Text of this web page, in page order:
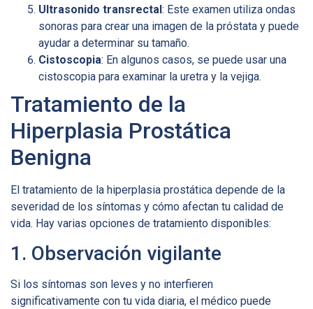
Ultrasonido transrectal: Este examen utiliza ondas
sonoras para crear una imagen de la próstata y puede
ayudar a determinar su tamaño.
Cistoscopia: En algunos casos, se puede usar una
cistoscopia para examinar la uretra y la vejiga.
Tratamiento de la
Hiperplasia Prostática
Benigna
El tratamiento de la hiperplasia prostática depende de la
severidad de los síntomas y cómo afectan tu calidad de
vida. Hay varias opciones de tratamiento disponibles:
1. Observación vigilante
Si los síntomas son leves y no interfieren
significativamente con tu vida diaria, el médico puede